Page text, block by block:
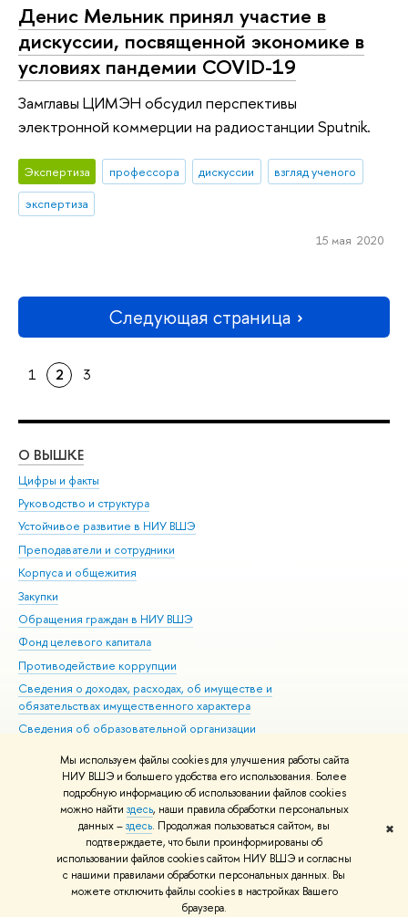
Мы используем файлы cookies для улучшения работы сайта
НИУ ВШЭ и большего удобства его использования. Более
подробную информацию об использовании файлов cookies
можно найти здесь, наши правила обработки персональных
данных –здесь. Продолжая пользоваться сайтом, вы
подтверждаете, что были проинформированы об
использовании файлов cookies сайтом НИУ ВШЭ и согласны
с нашими правилами обработки персональных данных. Вы
можете отключить файлы cookies в настройках Вашего
браузера.
✖
Денис Мельник принял участие в
дискуссии, посвященной экономике в
условиях пандемии COVID-19
Замглавы ЦИМЭН обсудил перспективы
электронной коммерции на радиостанции Sputnik.
Экспертиза профессора дискуссии
взгляд ученого
экспертиза
15 мая 2020
Следующая страница
1 2 3
О ВЫШКЕ
Цифры и факты
Руководство и структура
Устойчивое развитие в НИУ ВШЭ
Преподаватели и сотрудники
Корпуса и общежития
Закупки
Обращения граждан в НИУ ВШЭ
Фонд целевого капитала
Противодействие коррупции
Сведения о доходах, расходах, об имуществе и
обязательствах имущественного характера
Сведения об образовательной организации
Людям с ограниченными возможностями здоровья
Единая платежная страница
Работа в Вышке
© НИУ ВШЭ 1993–2026 Адреса и контакты Условия использования
материалов Политика конфиденциальности Карта сайта
Шрифты HSE Sans и HSE Slab разработаны вШколе дизайна НИУ ВШЭ